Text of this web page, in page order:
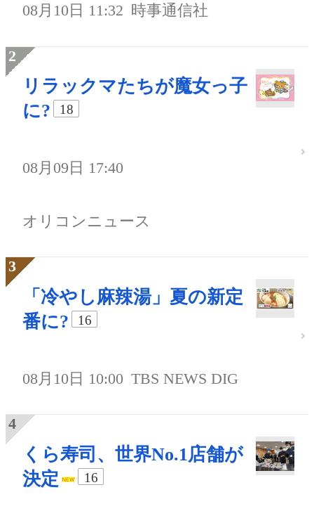
08月10日 11:32 時事通信社
リラックマたちが魔女っ子
に?
18
08月09日 17:40
オリコンニュース
「冷やし麻辣湯」夏の新定
番に?
16
08月10日 10:00 TBS NEWS DIG
くら寿司、世界No.1店舗が
決定
16